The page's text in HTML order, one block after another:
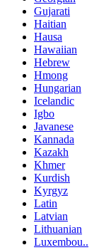
Gujarati
Haitian
Hausa
Hawaiian
Hebrew
Hmong
Hungarian
Icelandic
Igbo
Javanese
Kannada
Kazakh
Khmer
Kurdish
Kyrgyz
Latin
Latvian
Lithuanian
Luxembou..